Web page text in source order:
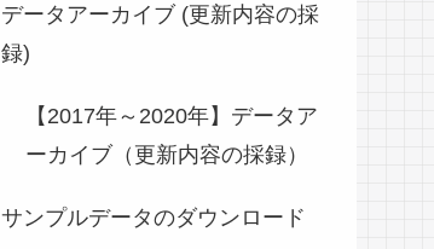
データアーカイブ (更新内容の採
録)
【2017年～2020年】データア
ーカイブ（更新内容の採録）
サンプルデータのダウンロード